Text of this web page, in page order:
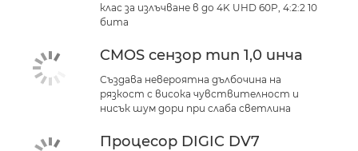
клас за излъчване в до 4K UHD 60P, 4:2:2 10
бита
CMOS сензор тип 1,0 инча
Създава невероятна дълбочина на
рязкост с висока чувствителност и
нисък шум дори при слаба светлина
Процесор DIGIC DV7